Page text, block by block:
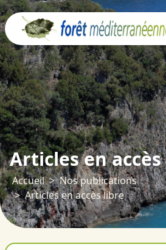
Articles en
Accueil
Nos publications
Articles en accès libre
Panneau de gestion des cookies